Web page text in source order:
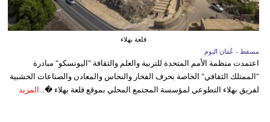
قلعة بهلاء
مسقط - عُمان اليوم
اعتمدت منظمة الأمم المتحدة للتربية والعلم والثقافة "اليونسكو" مبادرة
"الممتلك الثقافي" الخاصة بحرف الفخار والنحاس والمعادن والصناعات الخشبية
لفريق بهلاء التطوعي لمؤسسة المجتمع المحلي بموقع قلعة بهلاء �... المزيد